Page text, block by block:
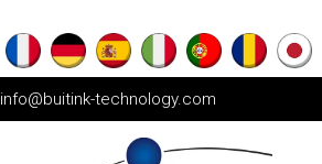
info@buitink-technology.com